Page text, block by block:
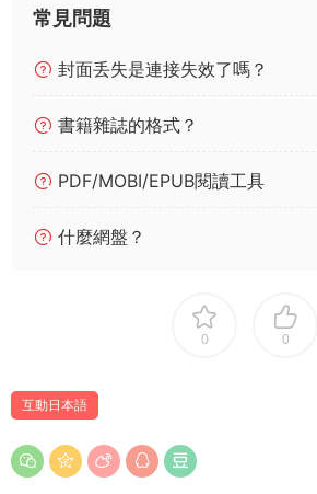
常見問題
封面丢失是連接失效了嗎？
書籍雜誌的格式？
PDF/MOBI/EPUB閱讀工具
什麼網盤？
0 0
互動日本語